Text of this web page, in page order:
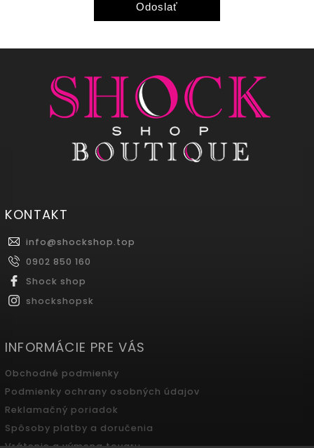
Odoslať
KONTAKT
info@shockshop.top
0902 850 160
Shock shop
shockshopsk
INFORMÁCIE PRE VÁS
Obchodné podmienky
Podmienky ochrany osobných údajov
Reklamačný poriadok
Spôsoby platby a doručenia